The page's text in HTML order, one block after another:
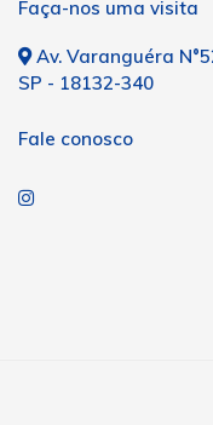
Faça-nos uma visita
Av. Varanguéra
SP - 18132-340
Fale conosco